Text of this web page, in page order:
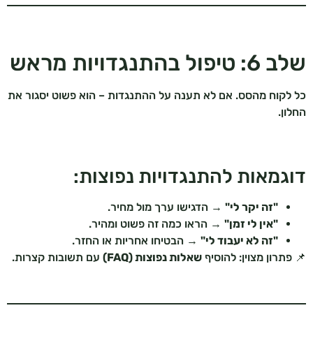
שלב 6: טיפול בהתנגדויות מראש
כל לקוח מהסס. אם לא תענה על ההתנגדות – הוא פשוט יסגור את
החלון.
דוגמאות להתנגדויות נפוצות:
"זה יקר לי" → הדגישו ערך מול מחיר.
"אין לי זמן" → הראו כמה זה פשוט ומהיר.
"זה לא יעבוד לי" → הבטיחו אחריות או החזר.
📌 פתרון מצוין: להוסיף שאלות נפוצות (FAQ) עם תשובות קצרות.